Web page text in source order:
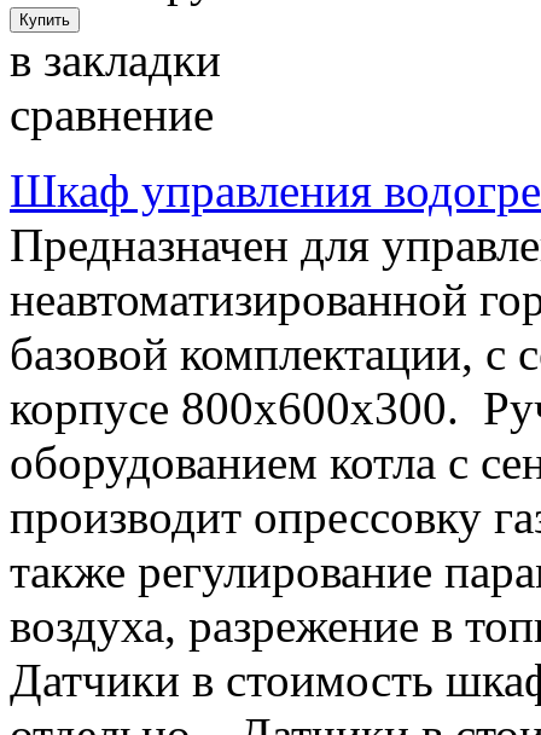
в закладки
сравнение
Шкаф управления
Предназначен для
неавтоматизированной
базовой комплектации, с
корпусе 800х600х300.
оборудованием котла с
производит опрессовку
также регулирование
воздуха, разрежение в
Датчики в стоимость